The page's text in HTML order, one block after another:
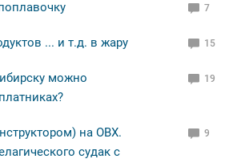
7
... и т.д. в жару 15
можно
19
на ОВХ.
судак с
9